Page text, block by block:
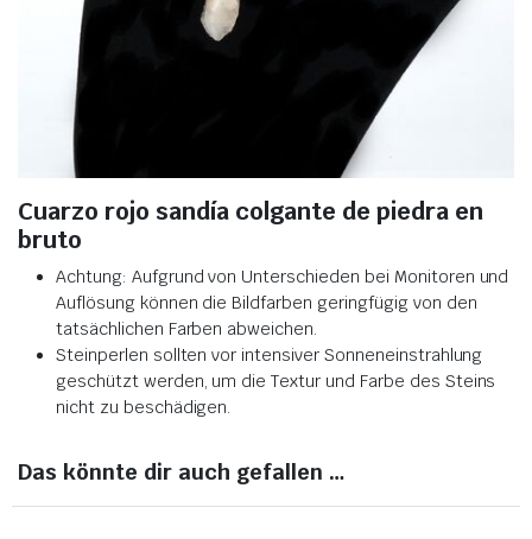
Cuarzo rojo sandía colgante de piedra en
bruto
Achtung: Aufgrund von Unterschieden bei Monitoren und
Auflösung können die Bildfarben geringfügig von den
tatsächlichen Farben abweichen.
Steinperlen sollten vor intensiver Sonneneinstrahlung
geschützt werden, um die Textur und Farbe des Steins
nicht zu beschädigen.
Das könnte dir auch gefallen …